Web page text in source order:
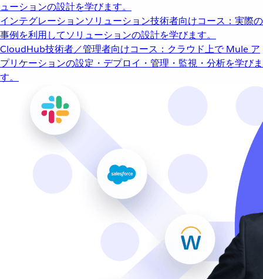
ューションの設計を学びます。
インテグレーションソリューション技術者向けコース：実際の
事例を利用してソリューションの設計を学びます。
CloudHub技術者／管理者向けコース：クラウド上で Mule ア
プリケーションの設定・デプロイ・管理・監視・分析を学びま
す。